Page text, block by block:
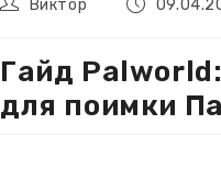
Виктор
Гайд Palworld: Как крафтить Пал-сферы
для поимки